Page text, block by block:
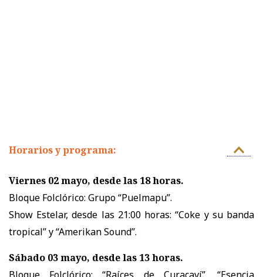
Horarios y programa:
Viernes 02 mayo, desde las 18 horas.
Bloque Folclórico: Grupo “Puelmapu”.
Show Estelar, desde las 21:00 horas: “Coke y su banda
tropical” y “Amerikan Sound”.
Sábado 03 mayo, desde las 13 horas.